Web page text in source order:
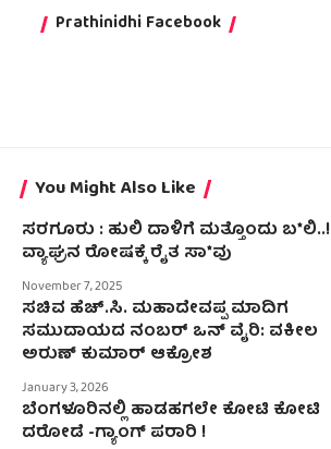
Prathinidhi Facebook
You Might Also Like
ಸರಗೂರು : ಹುಲಿ ದಾಳಿಗೆ ಮತ್ತೊಂದು ಬ*ಲಿ..!
ವ್ಯಾಘ್ರನ ರೋಷಕ್ಕೆ ರೈತ ಸಾ*ವು
November 7, 2025
ಸಚಿವ ಹೆಚ್.ಸಿ. ಮಹಾದೇವಪ್ಪ ಮಾದಿಗ
ಸಮುದಾಯದ ನಂಬರ್ ಒನ್ ವೈರಿ: ವಕೀಲ
ಅರುಣ್ ಕುಮಾರ್ ಆಕ್ರೋಶ
January 3, 2026
ಬೆಂಗಳೂರಿನಲ್ಲಿ ಹಾಡಹಗಲೇ ಕೋಟಿ ಕೋಟಿ
ದರೋಡೆ -ಗ್ಯಾಂಗ್‌ ಪರಾರಿ !